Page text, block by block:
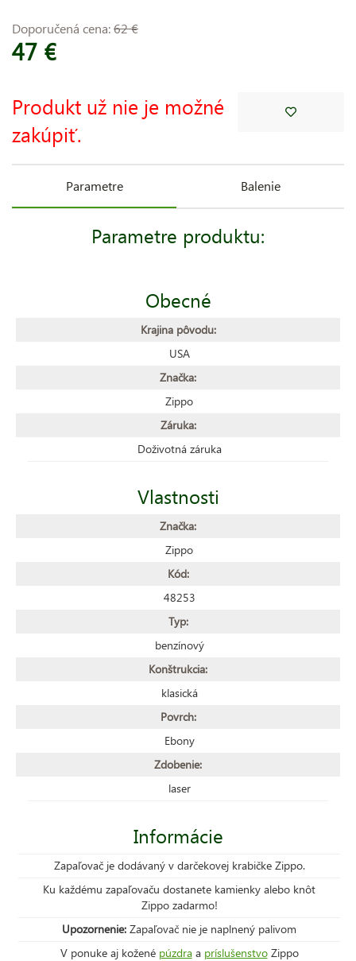
Doporučená cena:62 €
47 €
Produkt už nie je možné
zakúpiť.
Parametre Balenie
Parametre produktu:
Obecné
Krajina pôvodu:
USA
Značka:
Zippo
Záruka:
Doživotná záruka
Vlastnosti
Značka:
Zippo
Kód:
48253
Typ:
benzínový
Konštrukcia:
klasická
Povrch:
Ebony
Zdobenie:
laser
Informácie
Zapaľovač je dodávaný v darčekovej krabičke Zippo.
Ku každému zapaľovaču dostanete kamienky alebo knôt
Zippo zadarmo!
Upozornenie: Zapaľovač nie je naplnený palivom
V ponuke aj kožené púzdraa príslušenstvoZippo